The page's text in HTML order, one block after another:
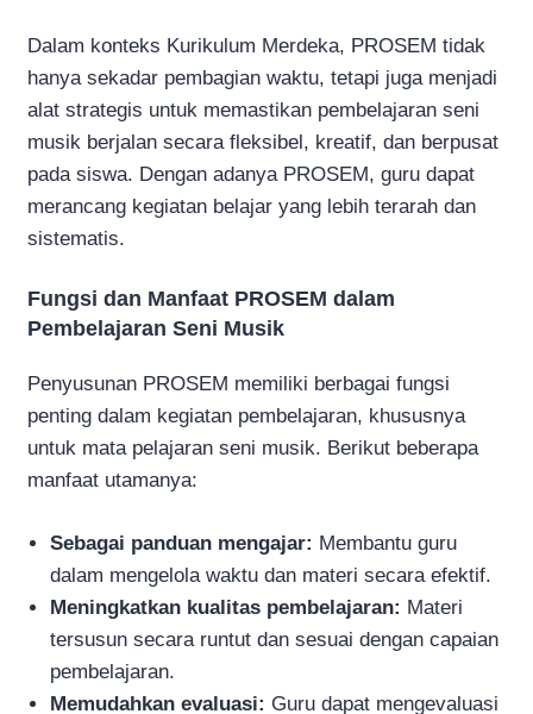
Dalam konteks Kurikulum Merdeka, PROSEM tidak
hanya sekadar pembagian waktu, tetapi juga menjadi
alat strategis untuk memastikan pembelajaran seni
musik berjalan secara fleksibel, kreatif, dan berpusat
pada siswa. Dengan adanya PROSEM, guru dapat
merancang kegiatan belajar yang lebih terarah dan
sistematis.
Fungsi dan Manfaat PROSEM dalam
Pembelajaran Seni Musik
Penyusunan PROSEM memiliki berbagai fungsi
penting dalam kegiatan pembelajaran, khususnya
untuk mata pelajaran seni musik. Berikut beberapa
manfaat utamanya:
Sebagai panduan mengajar: Membantu guru
dalam mengelola waktu dan materi secara efektif.
Meningkatkan kualitas pembelajaran: Materi
tersusun secara runtut dan sesuai dengan capaian
pembelajaran.
Memudahkan evaluasi: Guru dapat mengevaluasi